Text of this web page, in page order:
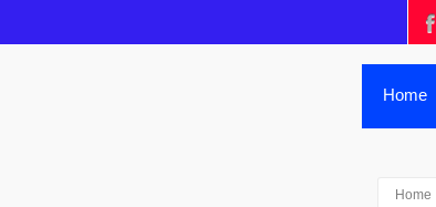
Home
Home